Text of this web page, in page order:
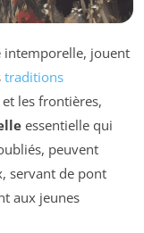
intemporelle, jouent
traditions
les frontières,
essentielle qui
peuvent
servant de pont
aux jeunes